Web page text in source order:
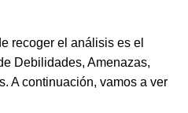
recoger el análisis es el
Debilidades, Amenazas,
A continuación, vamos a ver